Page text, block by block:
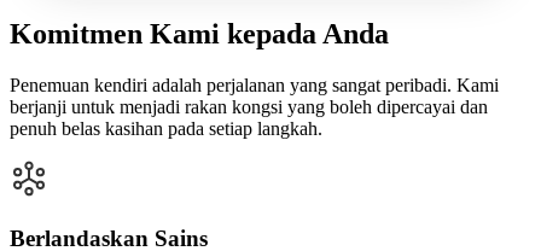
Komitmen Kami kepada Anda
Penemuan kendiri adalah perjalanan yang sangat peribadi. Kami
berjanji untuk menjadi rakan kongsi yang boleh dipercayai dan
penuh belas kasihan pada setiap langkah.
Berlandaskan Sains